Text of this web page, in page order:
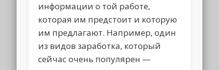
информации о той работе,
которая им предстоит и которую
им предлагают. Например, один
из видов заработка, который
сейчас очень популярен —